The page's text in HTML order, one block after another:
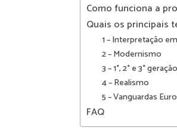
Como funciona a
Quais os principais
1 – Interpretação
2 – Modernismo
3 – 1°, 2° e 3°
4 – Realismo
5 – Vanguardas
FAQ